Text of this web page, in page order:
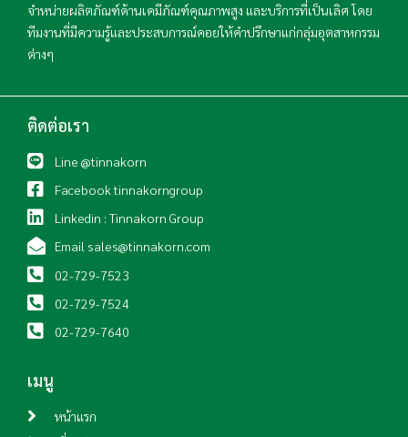
จำหน่ายผลิตภัณฑ์ด้านเคมีภัณฑ์คุณภาพสูง และบริการที่เป็นเลิศ โดย
ทีมงานที่มีความรู้และประสบการณ์คอยให้คำปรึกษาแก่กลุ่มอุตสาหกรรม
ต่างๆ
ติดต่อเรา
Line @tinnakorn
Facebook tinnakorngroup
Linkedin : Tinnakorn Group
Email sales@tinnakorn.com
02-729-7523
02-729-7524
02-729-7640
เมนู
หน้าแรก